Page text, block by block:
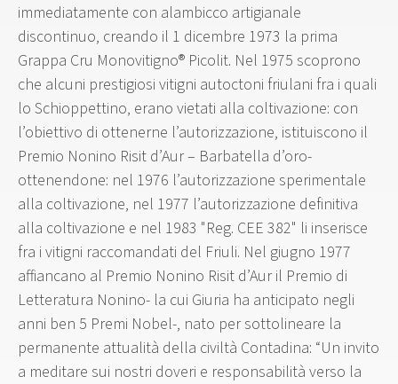
immediatamente con alambicco artigianale
discontinuo, creando il 1 dicembre 1973 la prima
Grappa Cru Monovitigno® Picolit. Nel 1975 scoprono
che alcuni prestigiosi vitigni autoctoni friulani fra i quali
lo Schioppettino, erano vietati alla coltivazione: con
l’obiettivo di ottenerne l’autorizzazione, istituiscono il
Premio Nonino Risit d’Aur – Barbatella d’oro-
ottenendone: nel 1976 l’autorizzazione sperimentale
alla coltivazione, nel 1977 l’autorizzazione definitiva
alla coltivazione e nel 1983 "Reg. CEE 382" li inserisce
fra i vitigni raccomandati del Friuli. Nel giugno 1977
affiancano al Premio Nonino Risit d’Aur il Premio di
Letteratura Nonino- la cui Giuria ha anticipato negli
anni ben 5 Premi Nobel-, nato per sottolineare la
permanente attualità della civiltà Contadina: “Un invito
a meditare sui nostri doveri e responsabilità verso la